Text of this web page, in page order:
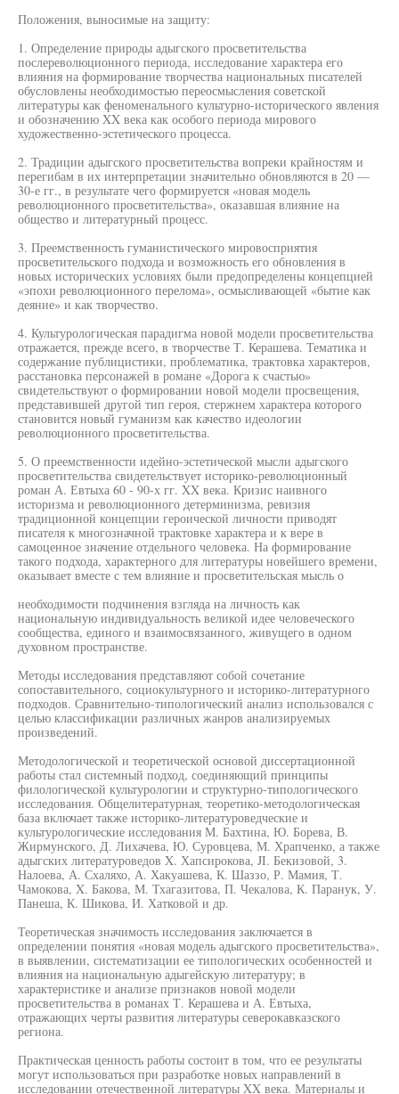
Положения, выносимые на защиту:
1. Определение природы адыгского просветительства
послереволюционного периода, исследование характера его
влияния на формирование творчества национальных писателей
обусловлены необходимостью переосмысления советской
литературы как феноменального культурно-исторического явления
и обозначению XX века как особого периода мирового
художественно-эстетического процесса.
2. Традиции адыгского просветительства вопреки крайностям и
перегибам в их интерпретации значительно обновляются в 20 —
30-е гг., в результате чего формируется «новая модель
революционного просветительства», оказавшая влияние на
общество и литературный процесс.
3. Преемственность гуманистического мировосприятия
просветительского подхода и возможность его обновления в
новых исторических условиях были предопределены концепцией
«эпохи революционного перелома», осмысливающей «бытие как
деяние» и как творчество.
4. Культурологическая парадигма новой модели просветительства
отражается, прежде всего, в творчестве Т. Керашева. Тематика и
содержание публицистики, проблематика, трактовка характеров,
расстановка персонажей в романе «Дорога к счастью»
свидетельствуют о формировании новой модели просвещения,
представившей другой тип героя, стержнем характера которого
становится новый гуманизм как качество идеологии
революционного просветительства.
5. О преемственности идейно-эстетической мысли адыгского
просветительства свидетельствует историко-революционный
роман А. Евтыха 60 - 90-х гг. XX века. Кризис наивного
историзма и революционного детерминизма, ревизия
традиционной концепции героической личности приводят
писателя к многозначной трактовке характера и к вере в
самоценное значение отдельного человека. На формирование
такого подхода, характерного для литературы новейшего времени,
оказывает вместе с тем влияние и просветительская мысль о
необходимости подчинения взгляда на личность как
национальную индивидуальность великой идее человеческого
сообщества, единого и взаимосвязанного, живущего в одном
духовном пространстве.
Методы исследования представляют собой сочетание
сопоставительного, социокультурного и историко-литературного
подходов. Сравнительно-типологический анализ использовался с
целью классификации различных жанров анализируемых
произведений.
Методологической и теоретической основой диссертационной
работы стал системный подход, соединяющий принципы
филологической культурологии и структурно-типологического
исследования. Общелитературная, теоретико-методологическая
база включает также историко-литературоведческие и
культурологические исследования М. Бахтина, Ю. Борева, В.
Жирмунского, Д. Лихачева, Ю. Суровцева, М. Храпченко, а также
адыгских литературоведов X. Хапсирокова, JI. Бекизовой, 3.
Налоева, А. Схаляхо, А. Хакуашева, К. Шаззо, Р. Мамия, Т.
Чамокова, X. Бакова, М. Тхагазитова, П. Чекалова, К. Паранук, У.
Панеша, К. Шикова, И. Хатковой и др.
Теоретическая значимость исследования заключается в
определении понятия «новая модель адыгского просветительства»,
в выявлении, систематизации ее типологических особенностей и
влияния на национальную адыгейскую литературу; в
характеристике и анализе признаков новой модели
просветительства в романах Т. Керашева и А. Евтыха,
отражающих черты развития литературы северокавказского
региона.
Практическая ценность работы состоит в том, что ее результаты
могут использоваться при разработке новых направлений в
исследовании отечественной литературы XX века. Материалы и